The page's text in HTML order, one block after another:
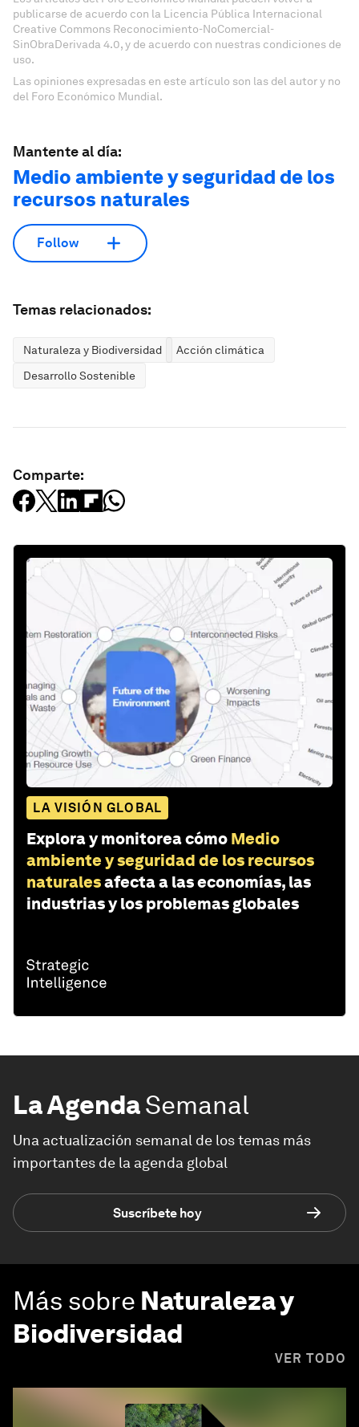
publicarse de acuerdo con la Licencia Pública Internacional
Creative Commons Reconocimiento-NoComercial-
SinObraDerivada 4.0, y de acuerdo con nuestras condiciones de
uso.
Las opiniones expresadas en este artículo son las del autor y no
del Foro Económico Mundial.
Mantente al día:
Medio ambiente y seguridad de los
recursos naturales
Follow
Temas relacionados:
Naturaleza y Biodiversidad
Acción climática
Desarrollo Sostenible
Comparte:
LA VISIÓN GLOBAL
Explora y monitorea cómo Medio
ambiente y seguridad de los recursos
naturalesafecta a las economías, las
industrias y los problemas globales
La AgendaSemanal
Una actualización semanal de los temas más
importantes de la agenda global
Suscríbete hoy
Más sobre Naturaleza y
Biodiversidad
VER TODO